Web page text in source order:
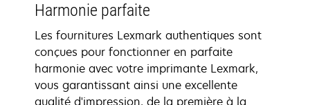
Harmonie parfaite
Les fournitures Lexmark authentiques sont
conçues pour fonctionner en parfaite
harmonie avec votre imprimante Lexmark,
vous garantissant ainsi une excellente
qualité d'impression, de la première à la